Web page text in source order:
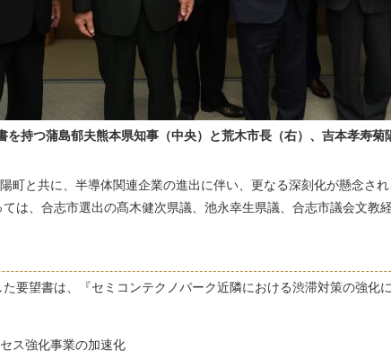
を持つ蒲島郁夫熊本県知事（中央）と荒木市長（右）、吉本孝寿菊
町と共に、半導体関連企業の進出に伴い、更なる深刻化が懸念さ
は、合志市選出の髙木健次県議、池永幸生県議、合志市議会文教
要望書は、『セミコンテクノパーク近隣における渋滞対策の強化
ス強化事業の加速化